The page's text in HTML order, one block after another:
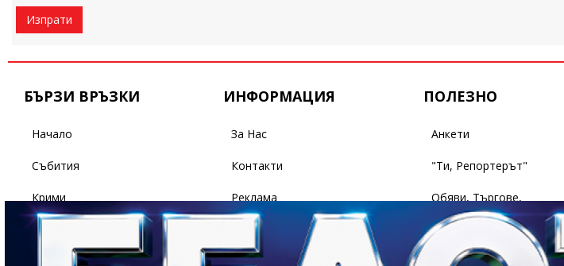
Изпрати
БЪРЗИ ВРЪЗКИ
Начало
Събития
Крими
Бизнес
Политика
ИНФОРМАЦИЯ
За Нас
Контакти
Реклама
Условия За Ползване
Поверителност
ПОЛЕЗНО
Анкети
"Ти, Репортерът"
Обяви, Търгове,
Съобщения